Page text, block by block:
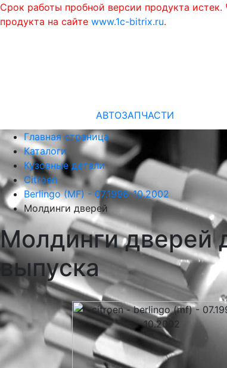
Срок работы пробной версии продукта
продукта на сайте www.1c-bitrix.ru.
АВТОЗАПЧАСТИ
Главная страница
Каталоги
Кузовные детали
Citroen
Berlingo (MF) - 07.1996-10.2002
Молдинги дверей
Молдинги дверей
выпуска